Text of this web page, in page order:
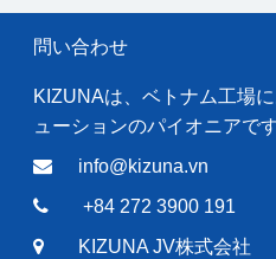
問い合わせ
KIZUNAは、ベトナム工場
ューションのパイオニアです
info@kizuna.vn
+84 272 3900 191
KIZUNA JV株式会社